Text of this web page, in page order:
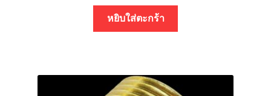
หยิบใส่ตะกร้า